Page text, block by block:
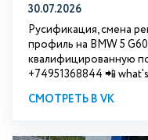
30.07.2026
Русификация, смена
профиль на BMW 5
квалифицированную
+74951368844 📲
СМОТРЕТЬ В VK